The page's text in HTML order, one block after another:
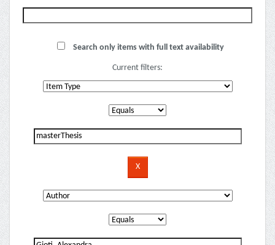
Search only items with full text availability
Current filters: